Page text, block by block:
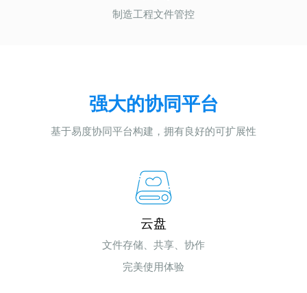
制造工程文件管控
强大的协同平台
基于易度协同平台构建，拥有良好的可扩展性
云盘
文件存储、共享、协作
完美使用体验